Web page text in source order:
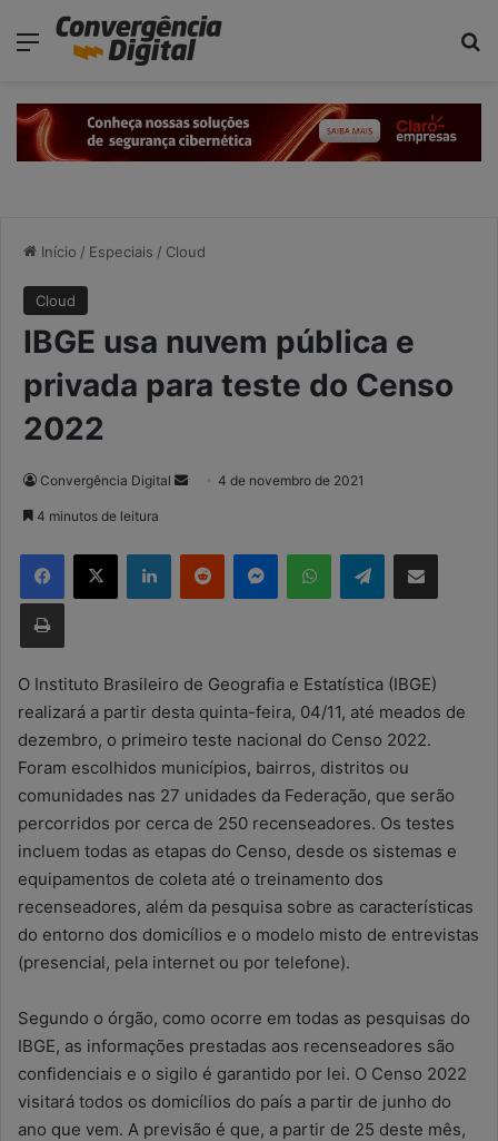
Menu
Início / Especiais / Cloud
Cloud
IBGE usa nuvem pública e
privada para teste do Censo
2022
Convergência Digital
d
-
m
a
i
l
4 de novembro de 2021
4 minutos de leitura
Telegram
O Instituto Brasileiro de Geografia e Estatística (IBGE)
realizará a partir desta quinta-feira, 04/11, até meados de
dezembro, o primeiro teste nacional do Censo 2022.
Foram escolhidos municípios, bairros, distritos ou
comunidades nas 27 unidades da Federação, que serão
percorridos por cerca de 250 recenseadores. Os testes
incluem todas as etapas do Censo, desde os sistemas e
equipamentos de coleta até o treinamento dos
recenseadores, além da pesquisa sobre as características
do entorno dos domicílios e o modelo misto de entrevistas
(presencial, pela internet ou por telefone).
Segundo o órgão, como ocorre em todas as pesquisas do
IBGE, as informações prestadas aos recenseadores são
confidenciais e o sigilo é garantido por lei. O Censo 2022
visitará todos os domicílios do país a partir de junho do
ano que vem. A previsão é que, a partir de 25 deste mês,